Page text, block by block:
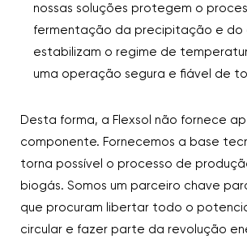
nossas soluções protegem o
fermentação da precipitação e do
estabilizam o regime de
uma operação segura e fiável de
Desta forma, a Flexsol não fornece
componente. Fornecemos a base
torna possível o processo de
biogás. Somos um parceiro chave
que procuram libertar todo o
circular e fazer parte da revolução